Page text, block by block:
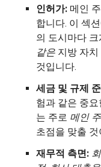
인허가: 메인
합니다. 이 섹
의 도시마다
같은 지방 자
것입니다.
세금 및 규제
험과 같은 중
는 주로 메인
초점을 맞출 것
재무적 측면: